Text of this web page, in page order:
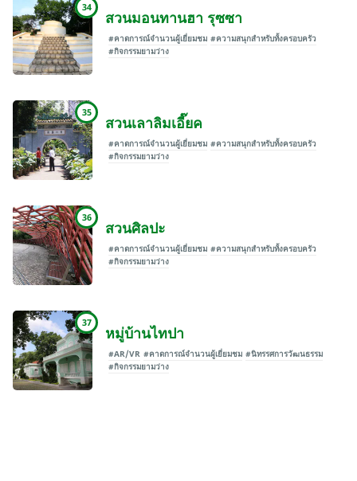
34
สวนมอนทานฮา รุซซา
#คาดการณ์จำนวนผู้เยี่ยมชม #ความสนุกสำหรับทั้งครอบครัว
#กิจกรรมยามว่าง
35
สวนเลาลิมเอี๊ยค
#คาดการณ์จำนวนผู้เยี่ยมชม #ความสนุกสำหรับทั้งครอบครัว
#กิจกรรมยามว่าง
36
สวนศิลปะ
#คาดการณ์จำนวนผู้เยี่ยมชม #ความสนุกสำหรับทั้งครอบครัว
#กิจกรรมยามว่าง
37
หมู่บ้านไทปา
#AR/VR #คาดการณ์จำนวนผู้เยี่ยมชม #นิทรรศการวัฒนธรรม
#กิจกรรมยามว่าง